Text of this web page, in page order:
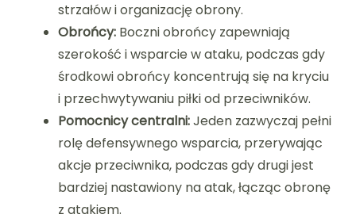
strzałów i organizację obrony.
Obrońcy: Boczni obrońcy zapewniają
szerokość i wsparcie w ataku, podczas gdy
środkowi obrońcy koncentrują się na kryciu
i przechwytywaniu piłki od przeciwników.
Pomocnicy centralni:Jeden zazwyczaj pełni
rolę defensywnego wsparcia, przerywając
akcje przeciwnika, podczas gdy drugi jest
bardziej nastawiony na atak, łącząc obronę
z atakiem.